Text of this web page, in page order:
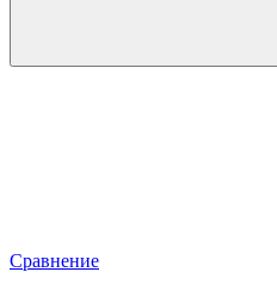
Сравнение